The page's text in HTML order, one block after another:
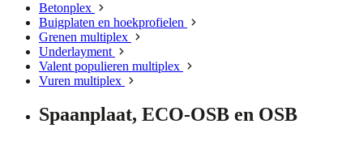
Betonplex
Buigplaten en hoekprofielen
Grenen multiplex
Underlayment
Valent populieren multiplex
Vuren multiplex
Spaanplaat, ECO-OSB en OSB